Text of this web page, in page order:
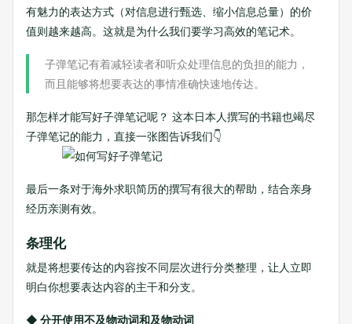
有魅力的表达方式（对信息进行甄选、缩小信息总量）的价
值则越来越高。这就是为什么我们要学习高效的笔记术。
子弹笔记有着减轻读者和听众处理信息的负担的能力，
而且能够将想要表达的事情准确快速地传达。
那怎样才能写好子弹笔记呢？ 这本日本人撰写的书籍也竭尽
子弹笔记的能力，直接一张图告诉我们👇
最后一条对于海外求职简历的撰写有很大的帮助，结合亲身
经历亲测有效。
条理化
就是将想要传达的内容按不同层次进行分类整理，让人立即
明白你想要表达内容的主干和分支。
◆ 分开使用不及物动词和及物动词